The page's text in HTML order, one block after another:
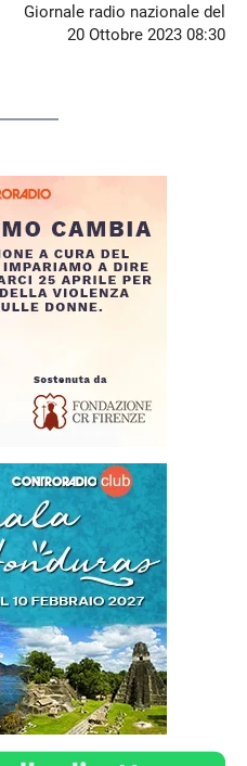
Giornale radio nazionale del
20 Ottobre 2023 08:30